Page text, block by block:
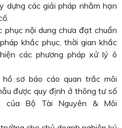
dựng các giải pháp nhằm hạn
phục nội dung chưa đạt chuẩn
khắc phục, thời gian khắc
các phương pháp xử lý ô
sơ báo cáo quan trắc môi
được quy định ở thông tư số
của Bộ Tài Nguyên & Môi